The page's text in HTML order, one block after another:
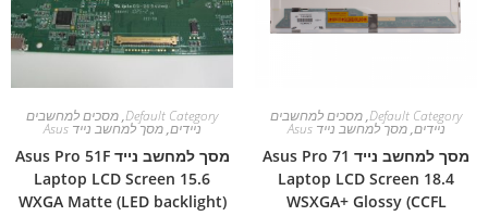
Default Category
,מסכים למחשבים
ניידים,מסך למחשב נייד Asus
מסך למחשב נייד Asus Pro 71
Laptop LCD Screen 18.4
WSXGA+ Glossy (CCFL
Default Category
,מסכים למחשבים
ניידים,מסך למחשב נייד Asus
מסך למחשב נייד Asus Pro 51F
Laptop LCD Screen 15.6
WXGA Matte (LED backlight)